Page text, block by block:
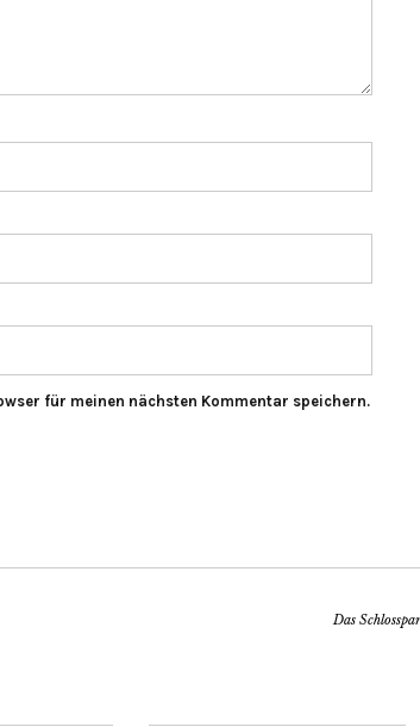
für meinen nächsten Kommentar speichern.
Das